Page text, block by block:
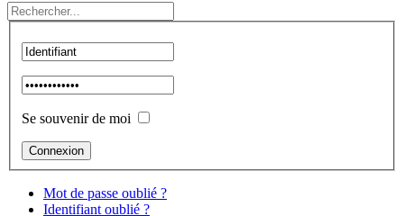
Se souvenir de moi
Mot de passe oublié ?
Identifiant oublié ?